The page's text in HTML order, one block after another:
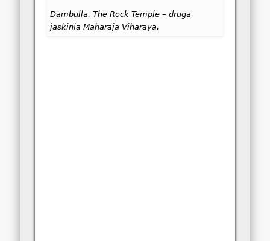
Dambulla. The Rock Temple – druga
jaskinia Maharaja Viharaya.